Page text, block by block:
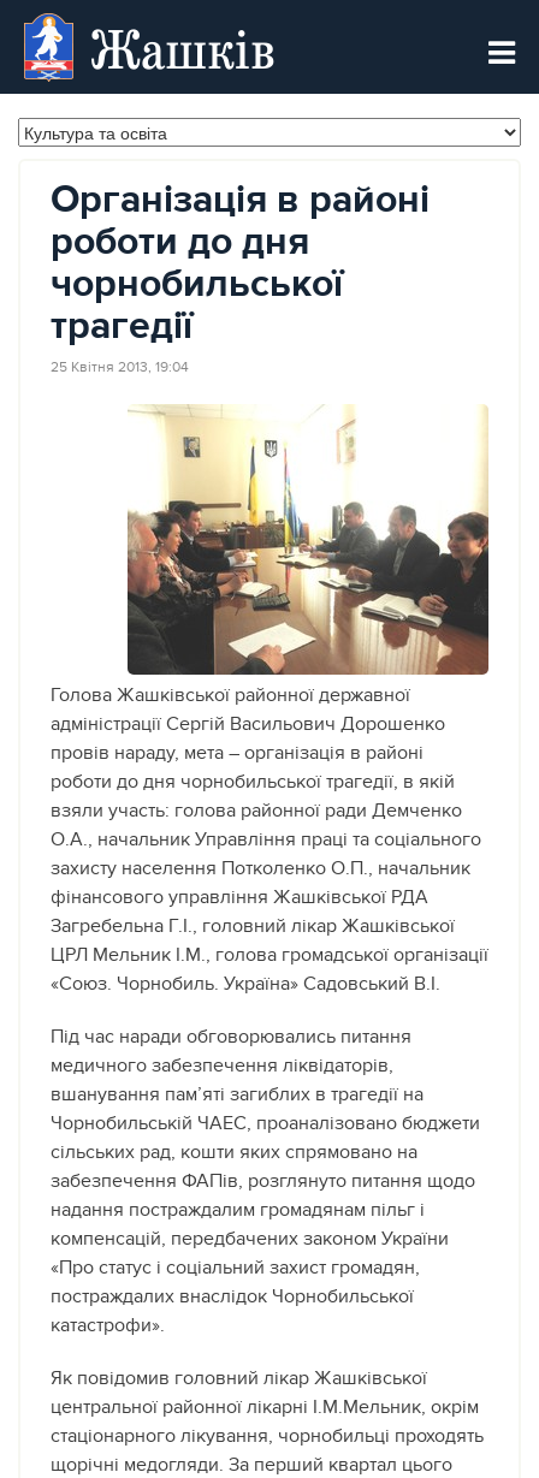
Жашків
Організація в районі
роботи до дня
чорнобильської
трагедії
25 Квітня 2013, 19:04
Голова Жашківської районної державної
адміністрації Сергій Васильович Дорошенко
провів нараду, мета – організація в районі
роботи до дня чорнобильської трагедії, в якій
взяли участь: голова районної ради Демченко
О.А., начальник Управління праці та соціального
захисту населення Потколенко О.П., начальник
фінансового управління Жашківської РДА
Загребельна Г.І., головний лікар Жашківської
ЦРЛ Мельник І.М., голова громадської організації
«Союз. Чорнобиль. Україна» Садовський В.І.
Під час наради обговорювались питання
медичного забезпечення ліквідаторів,
вшанування пам’яті загиблих в трагедії на
Чорнобильській ЧАЕС, проаналізовано бюджети
сільських рад, кошти яких спрямовано на
забезпечення ФАПів, розглянуто питання щодо
надання постраждалим громадянам пільг і
компенсацій, передбачених законом України
«Про статус і соціальний захист громадян,
постраждалих внаслідок Чорнобильської
катастрофи».
Як повідомив головний лікар Жашківської
центральної районної лікарні І.М.Мельник, окрім
стаціонарного лікування, чорнобильці проходять
щорічні медогляди. За перший квартал цього